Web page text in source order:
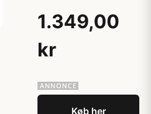
1.349,00
kr
Køb her